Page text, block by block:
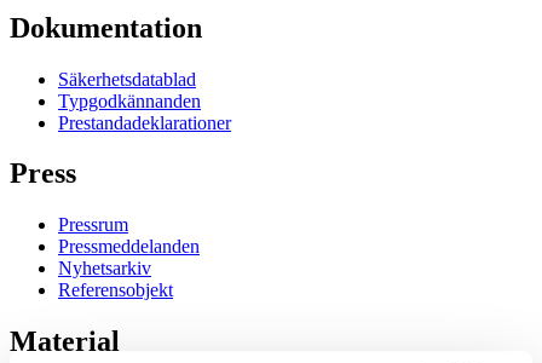
Dokumentation
Säkerhetsdatablad
Typgodkännanden
Prestandadeklarationer
Press
Pressrum
Pressmeddelanden
Nyhetsarkiv
Referensobjekt
Material